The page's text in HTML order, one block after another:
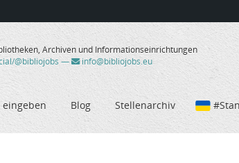
Archiven und Informationseinrichtungen
@bibliojobs — info@bibliojobs.eu
eingeben Blog Stellenarchiv